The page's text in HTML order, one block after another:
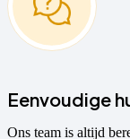
Eenvoudige
Ons team is altijd